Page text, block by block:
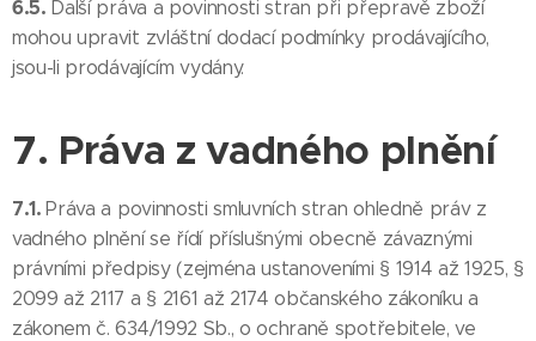
6.5. Další práva a povinnosti stran při přepravě zboží
mohou upravit zvláštní dodací podmínky prodávajícího,
jsou-li prodávajícím vydány.
7. Práva z vadného plnění
7.1.Práva a povinnosti smluvních stran ohledně práv z
vadného plnění se řídí příslušnými obecně závaznými
právními předpisy (zejména ustanoveními § 1914 až 1925, §
2099 až 2117 a § 2161 až 2174 občanského zákoníku a
zákonem č. 634/1992 Sb., o ochraně spotřebitele, ve